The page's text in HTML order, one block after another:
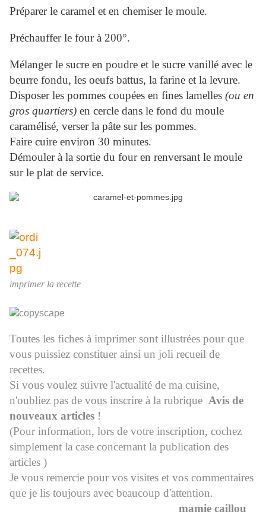
Préparer le caramel et en chemiser le moule.
Préchauffer le four à 200°.
Mélanger le sucre en poudre et le sucre vanillé avec le
beurre fondu, les oeufs battus, la farine et la levure.
Disposer les pommes coupées en fines lamelles (ou en
gros quartiers) en cercle dans le fond du moule
caramélisé, verser la pâte sur les pommes.
Faire cuire environ 30 minutes.
Démouler à la sortie du four en renversant le moule
sur le plat de service.
imprimer la recette
Toutes les fiches à imprimer sont illustrées pour que
vous puissiez constituer ainsi un joli recueil de
recettes.
Si vous voulez suivre l'actualité de ma cuisine,
n'oubliez pas de vous inscrire à la rubrique Avis de
nouveaux articles !
(Pour information, lors de votre inscription, cochez
simplement la case concernant la publication des
articles )
Je vous remercie pour vos visites et vos commentaires
que je lis toujours avec beaucoup d'attention.
mamie caillou